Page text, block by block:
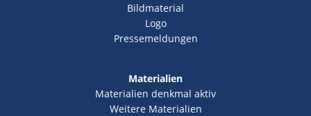
Bildmaterial
Logo
Pressemeldungen
Materialien
Materialien denkmal aktiv
Weitere Materialien